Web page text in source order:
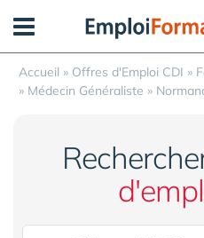
Accueil » Offres d'Emploi CDI »
» Médecin Généraliste »